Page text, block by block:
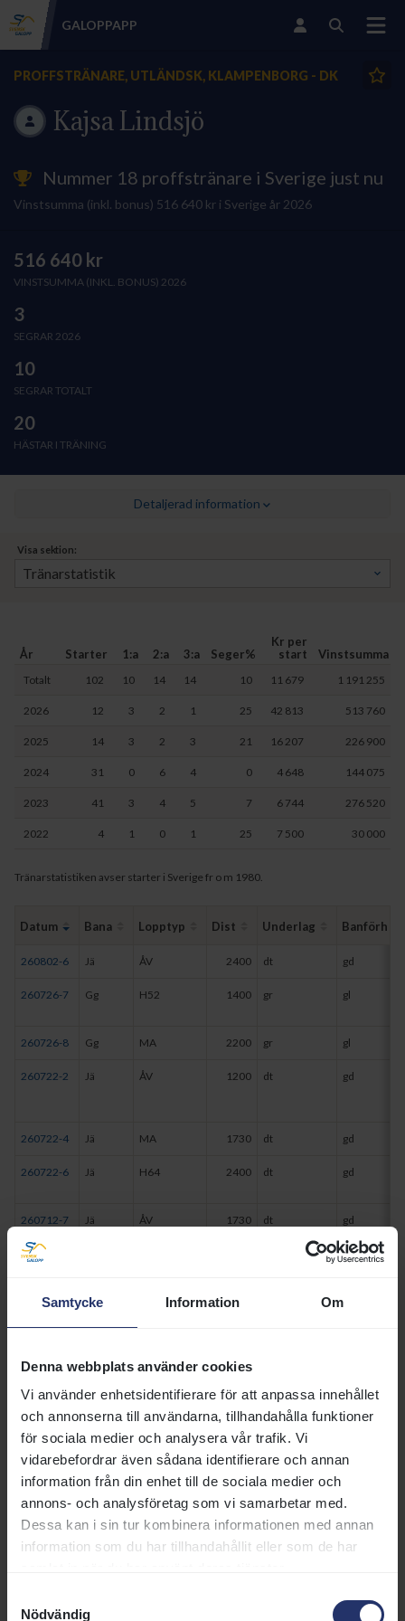
Samtycke Information Om
Denna webbplats använder cookies
Vi använder enhetsidentifierare för att anpassa innehållet
och annonserna till användarna, tillhandahålla funktioner
för sociala medier och analysera vår trafik. Vi
vidarebefordrar även sådana identifierare och annan
information från din enhet till de sociala medier och
annons- och analysföretag som vi samarbetar med.
Dessa kan i sin tur kombinera informationen med annan
information som du har tillhandahållit eller som de har
Nödvändig
GALOPPAPP
PROFFSTRÄNARE, UTLÄNDSK, KLAMPENBORG - DK
Kajsa Lindsjö
Nummer 18 proffstränare i Sverige just nu
Vinstsumma (inkl. bonus) 516 640 kr i Sverige år 2026
516 640 kr
VINSTSUMMA (INKL. BONUS) 2026
3
SEGRAR 2026
10
SEGRAR TOTALT
20
HÄSTAR I TRÄNING
Detaljerad information
Visa sektion:
År Starter 1:a 2:a 3:a Seger%
Kr per
start
Vinstsumma
Totalt 102 10 14 14 10 11 679 1 191 255
2026 12 3 2 1 25 42 813 513 760
2025 14 3 2 3 21 16 207 226 900
2024 31 0 6 4 0 4 648 144 075
2023 41 3 4 5 7 6 744 276 520
2022 4 1 0 1 25 7 500 30 000
Tränarstatistiken avser starter i Sverige fr o m 1980.
Datum Bana Lopptyp Dist Underlag Banförh
260802-6 Jä ÅV 2400 dt gd
260726-7 Gg H52 1400 gr gl
260726-8 Gg MA 2200 gr gl
260722-2 Jä ÅV 1200 dt gd
260722-4 Jä MA 1730 dt gd
260722-6 Jä H64 2400 dt gd
260712-7 Jä ÅV 1730 dt gd
260705-3 gl
260705-7 Gg 1200 gl
260614-4 Bp ÅV 1600
260607-6 Jä H64 2200 dt gd
260503-6 Jä H64 2200 dt gd
250927-3 Gg H52 2200 gr gd
250921-3 Bp ÅV 1600 dt gd